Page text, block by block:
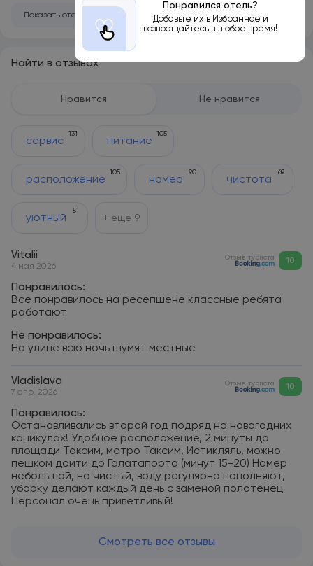
Понравился отель?
Добавьте их в Избранное и
возвращайтесь в любое время!
Показать отель на карте
Найти в отзывах
Нравится Не нравится
сервис
131
питание
105
расположение
105
номер
90
чистота
69
уютный
51
+ еще 9
Vitalii
4 мая 2026
Отзыв туриста 10
Понравилось:
Все понравилось на ресепшене классные ребята
работают
Не понравилось:
На улице всю ночь шумят местные
Vladislava
7 апр. 2026
Отзыв туриста 10
Понравилось:
Останавливались второй год подряд на новогодних
каникулах! Удобное расположение, 2 минуты до
площади Таксим, метро Таксим, Истикляль, можно
пешком дойти до Галатапорта (минут 15-20) Номер
небольшой, но чистый, воду регулярно пополняют,
уборку делают каждый день с заменой полотенец
Персонал очень приветливый!
Смотреть все отзывы